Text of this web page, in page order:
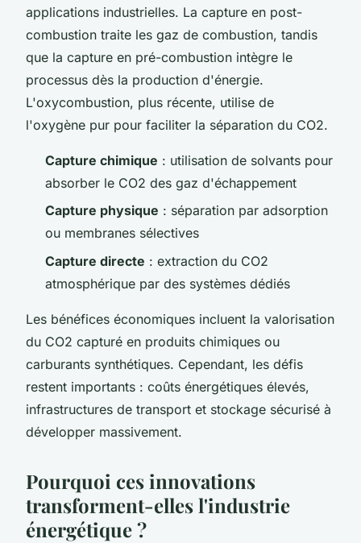
applications industrielles. La capture en post-
combustion traite les gaz de combustion, tandis
que la capture en pré-combustion intègre le
processus dès la production d'énergie.
L'oxycombustion, plus récente, utilise de
l'oxygène pur pour faciliter la séparation du CO2.
Capture chimique : utilisation de solvants pour
absorber le CO2 des gaz d'échappement
Capture physique : séparation par adsorption
ou membranes sélectives
Capture directe : extraction du CO2
atmosphérique par des systèmes dédiés
Les bénéfices économiques incluent la valorisation
du CO2 capturé en produits chimiques ou
carburants synthétiques. Cependant, les défis
restent importants : coûts énergétiques élevés,
infrastructures de transport et stockage sécurisé à
développer massivement.
Pourquoi ces innovations
transforment-elles l'industrie
énergétique ?